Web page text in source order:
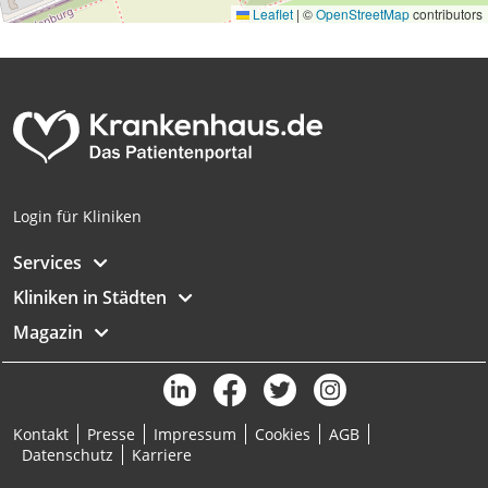
Leaflet | ©OpenStreetMapcontributors
Login für Kliniken
Services
Kliniken in Städten
Magazin
Kontakt Presse Impressum Cookies
AGB
Datenschutz
Karriere
Entwicklung und Verbesserung der
Angebote
Verwendung genauer Standortdaten
Geräte anhand von aktiv angeforderten
Informationen identifizieren
Nicht-IAB-Verarbeitungszwecke:
Performance